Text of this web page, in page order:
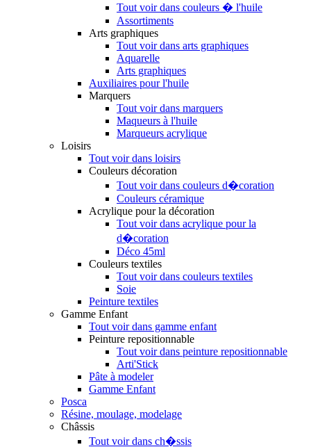
Tout voir dans couleurs � l'huile
Assortiments
Arts graphiques
Tout voir dans arts graphiques
Aquarelle
Arts graphiques
Auxiliaires pour l'huile
Marquers
Tout voir dans marquers
Maqueurs à l'huile
Marqueurs acrylique
Loisirs
Tout voir dans loisirs
Couleurs décoration
Tout voir dans couleurs d�coration
Couleurs céramique
Acrylique pour la décoration
Tout voir dans acrylique pour la
d�coration
Déco 45ml
Couleurs textiles
Tout voir dans couleurs textiles
Soie
Peinture textiles
Gamme Enfant
Tout voir dans gamme enfant
Peinture repositionnable
Tout voir dans peinture repositionnable
Arti'Stick
Pâte à modeler
Gamme Enfant
Posca
Résine, moulage, modelage
Châssis
Tout voir dans ch�ssis